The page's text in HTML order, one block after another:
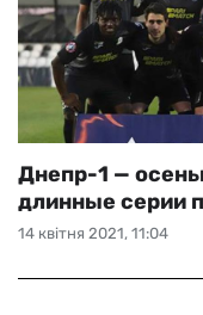
14 квітня 2021, 11:04
Днепр-1 —
длинные серии